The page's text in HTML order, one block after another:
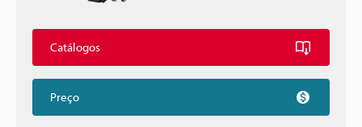
Catálogos
Preço